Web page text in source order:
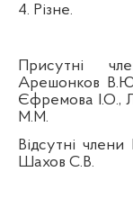
4. Різне.
Присутні
Арешонков
Єфремова І.О.,
М.М.
Відсутні
Шахов С.В.